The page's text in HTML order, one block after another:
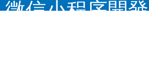
微信小程序開發